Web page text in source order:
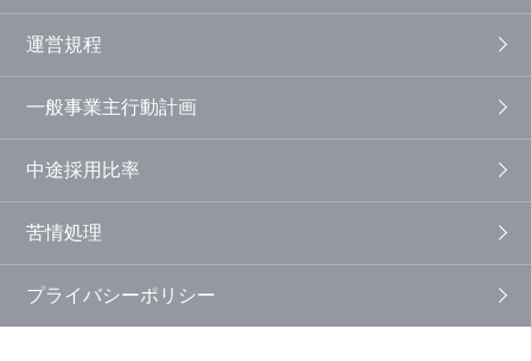
運営規程
一般事業主行動計画
中途採用比率
苦情処理
プライバシーポリシー